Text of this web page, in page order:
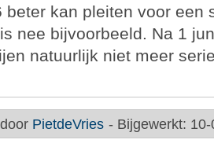
beter kan pleiten voor een
nee bijvoorbeeld. Na 1
natuurlijk niet meer
PietdeVries - Bijgewerkt: